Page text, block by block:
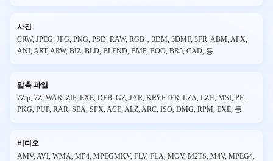
사진
CRW, JPEG, JPG, PNG, PSD, RAW, RGB，3DM, 3DMF, 3FR, ABM, AFX,
ANI, ART, ARW, BIZ, BLD, BLEND, BMP, BOO, BR5, CAD, 등
압축 파일
7Zip, 7Z, WAR, ZIP, EXE, DEB, GZ, JAR, KRYPTER, LZA, LZH, MSI, PF,
PKG, PUP, RAR, SEA, SFX, ACE, ALZ, ARC, ISO, DMG, RPM, EXE, 등
비디오
AMV, AVI, WMA, MP4, MPEGMKV, FLV, FLA, MOV, M2TS, M4V, MPEG4,